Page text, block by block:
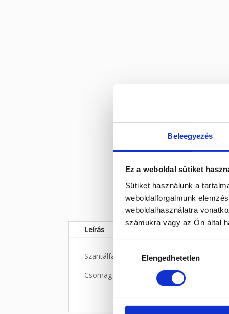
Beleegyezés
Ez a weboldal sütiket
Sütiket használunk a
weboldalforgalmunk
weboldalhasználatra
számukra vagy az Ön által
kiválasztásaElengedhetetlen
Leírás
Szantálfa füstölő pálcák, 6 cm hosszúak.
Csomag tartalma 40 g